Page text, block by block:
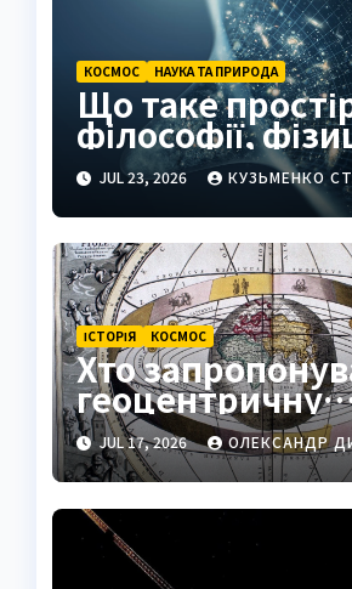
КОСМОС НАУКА ТА ПРИРОДА
Що таке
філософії,
повсякденні
JUL 23, 2026 КУЗЬМЕНКО
ІСТОРІЯ КОСМОС
Хто
геоцентричну
систему світу
вона панувала
століттями
JUL 17, 2026 ОЛЕКСАНДР